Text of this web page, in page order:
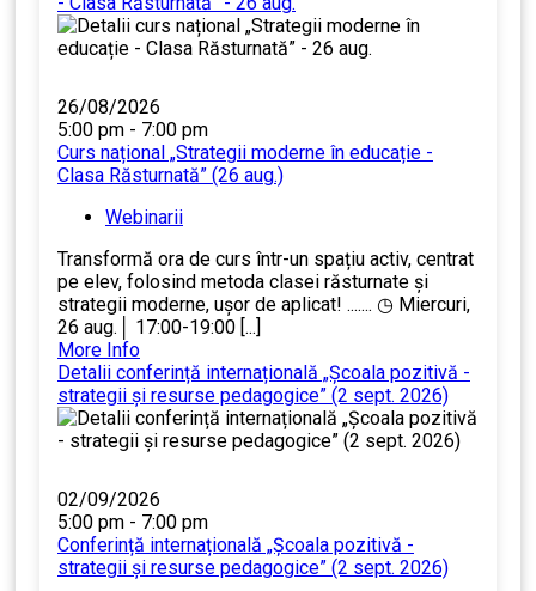
26/08/2026
5:00 pm - 7:00 pm
Curs național „Strategii moderne în educație -
Clasa Răsturnată” (26 aug.)
Webinarii
Transformă ora de curs într-un spațiu activ, centrat
pe elev, folosind metoda clasei răsturnate și
strategii moderne, ușor de aplicat! ....... ◷ Miercuri,
26 aug.│ 17:00-19:00 [...]
More Info
Detalii conferință internațională „Școala pozitivă -
strategii și resurse pedagogice” (2 sept. 2026)
02/09/2026
5:00 pm - 7:00 pm
Conferință internațională „Școala pozitivă -
strategii și resurse pedagogice” (2 sept. 2026)